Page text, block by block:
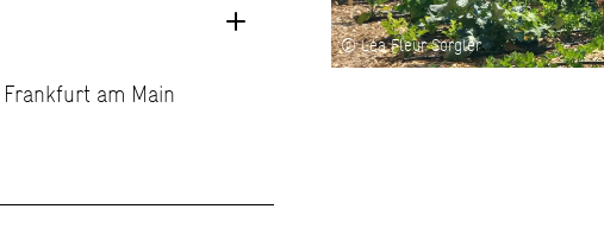
am Main
© Lea Fleur Sorgler